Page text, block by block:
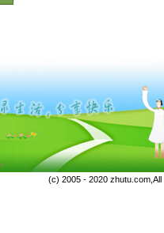
(c) 2005 - 2020